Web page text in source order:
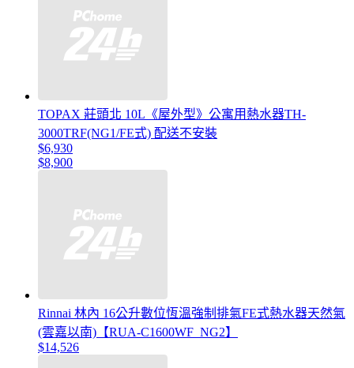
TOPAX 莊頭北 10L《屋外型》公寓用熱水器TH-
3000TRF(NG1/FE式) 配送不安裝
$6,930
$8,900
Rinnai 林內 16公升數位恆溫強制排氣FE式熱水器天然氣
(雲嘉以南)【RUA-C1600WF_NG2】
$14,526